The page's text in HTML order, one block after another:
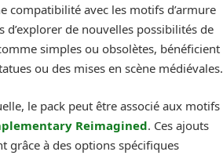
avec les motifs d’armure
de nouvelles possibilités de
simples ou obsolètes, bénéficient
ou des mises en scène médiévales.
le pack peut être associé aux motifs
Reimagined. Ces ajouts
grâce à des options spécifiques